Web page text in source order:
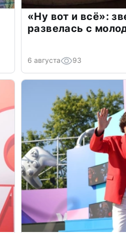
«Ну вот и всё»:
развелась с
6 августа 93